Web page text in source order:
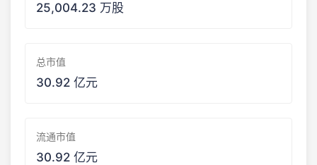
25,004.23 万股
总市值
30.92 亿元
流通市值
30.92 亿元